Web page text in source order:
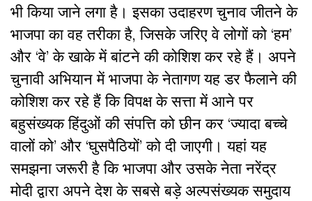
भी किया जाने लगा है। इसका उदाहरण चुनाव जीतने के
भाजपा का वह तरीका है, जिसके जरिए वे लोगों को ‘हम’
और ‘वे’ के खाके में बांटने की कोशिश कर रहे हैं। अपने
चुनावी अभियान में भाजपा के नेतागण यह डर फैलाने की
कोशिश कर रहे हैं कि विपक्ष के सत्ता में आने पर
बहुसंख्यक हिंदुओं की संपत्ति को छीन कर ‘ज्यादा बच्चे
वालों को’ और ‘घुसपैठियों’ को दी जाएगी। यहां यह
समझना जरूरी है कि भाजपा और उसके नेता नरेंद्र
मोदी द्वारा अपने देश के सबसे बड़े अल्पसंख्यक समुदाय